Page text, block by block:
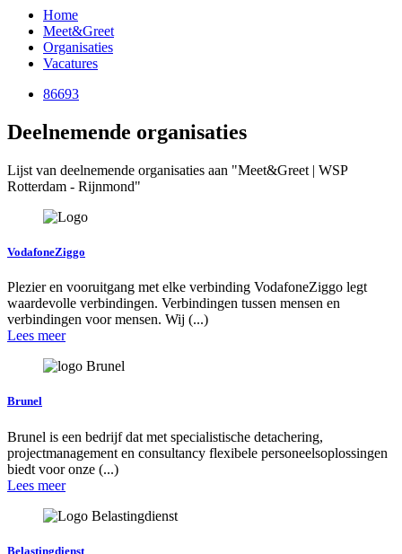
Home
Meet&Greet
Organisaties
Vacatures
86693
Deelnemende organisaties
Lijst van deelnemende organisaties aan "Meet&Greet | WSP
Rotterdam - Rijnmond"
VodafoneZiggo
Plezier en vooruitgang met elke verbinding VodafoneZiggo legt
waardevolle verbindingen. Verbindingen tussen mensen en
verbindingen voor mensen. Wij (...)
Lees meer
Brunel
Brunel is een bedrijf dat met specialistische detachering,
projectmanagement en consultancy flexibele personeelsoplossingen
biedt voor onze (...)
Lees meer
Belastingdienst